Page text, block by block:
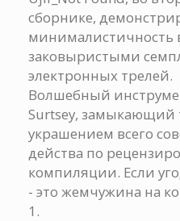
сборнике,
минималистичность
заковыристыми
электронных трелей.
Волшебный
Surtsey, замыкающий
украшением всего
действа по
компиляции. Если
- это жемчужина на
1.